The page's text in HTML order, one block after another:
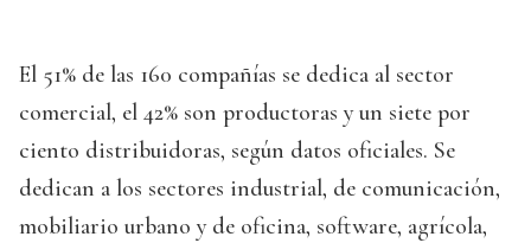
El 51% de las 160 compañías se dedica al sector
comercial, el 42% son productoras y un siete por
ciento distribuidoras, según datos oficiales. Se
dedican a los sectores industrial, de comunicación,
mobiliario urbano y de oficina, software, agrícola,